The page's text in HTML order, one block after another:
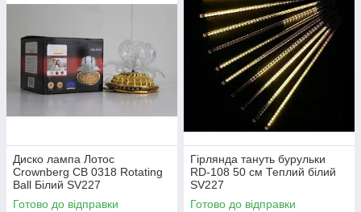
Диско лампа Лотос
Crownberg CB 0318 Rotating
Ball Білий SV227
Готово до відправки
Гірлянда тануть бурульки
RD-108 50 см Теплий білий
SV227
Готово до відправки